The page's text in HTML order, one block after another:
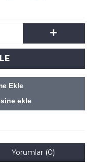
+
Ekle
ekle
Yorumlar (0)